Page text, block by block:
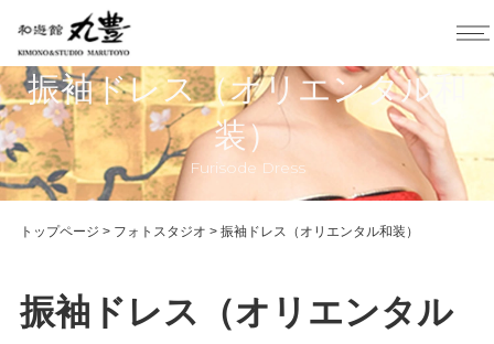
振袖ドレス（オリエンタル和
装）
Furisode Dress
トップページ > フォトスタジオ > 振袖ドレス（オリエンタル和装）
振袖ドレス（オリエンタル